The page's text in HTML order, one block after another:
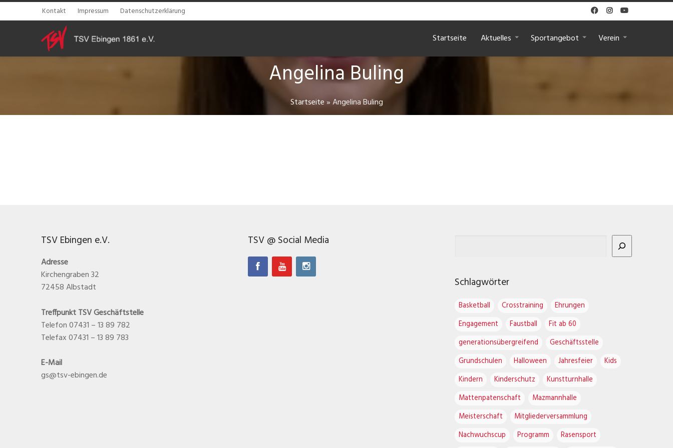
Kontakt Impressum Datenschutzerklärung   
Startseite Aktuelles Sportangebot Verein
Angelina Buling
Startseite»Angelina Buling
TSV Ebingen e.V.
Adresse
Kirchengraben 32
72458 Albstadt
Treffpunkt TSV Geschäftstelle
Telefon 07431 – 13 89 782
Telefax 07431 – 13 89 783
E-Mail
gs@tsv-ebingen.de
TSV @ Social Media
Schlagwörter
Basketball Crosstraining
Ehrungen
Engagement
Faustball
Fit ab 60
generationsübergreifend
Geschäftsstelle
Grundschulen
Halloween Jahresfeier
Kids
Kindern
Kinderschutz
Kunstturnhalle
Mattenpatenschaft
Mazmannhalle
Meisterschaft
Mitgliederversammlung
Nachwuchscup
Programm
Rasensport